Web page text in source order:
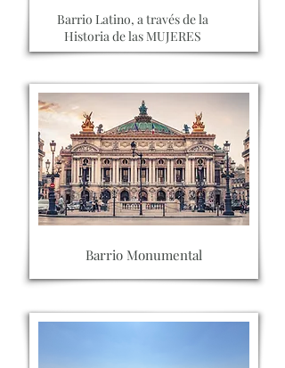
Barrio Latino, a través de la
Historia de las MUJERES
Barrio Monumental